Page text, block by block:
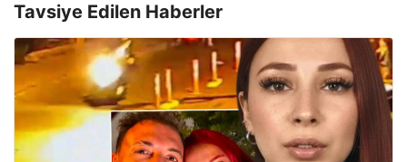
Tavsiye Edilen Haberler